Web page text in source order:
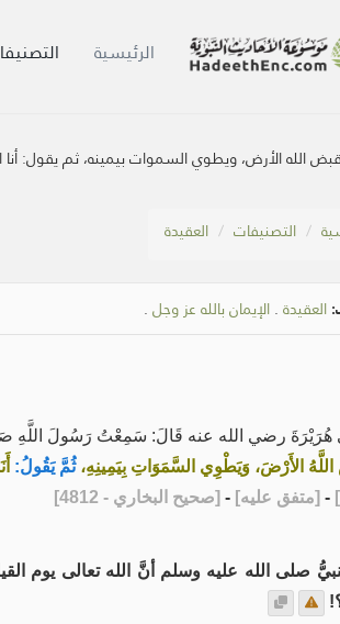
الرئيسية
الله الأرض، ويطوي السموات بيمينه، ثم يقول:
التصنيفات العقيدة
العقيدة . الإيمان بالله عز وجل .
هُرَيْرَةَ رضي الله عنه قَالَ: سَمِعْتُ رَسُولَ اللَّهِ
الأَرْضَ، وَيَطْوِي السَّمَوَاتِ بِيَمِينِهِ، ثُمَّ يَقُولُ:
]
-
[متفق عليه]
-
[صحيح البخاري - 4812 ]
صلى الله عليه وسلم أنَّ الله تعالى يوم